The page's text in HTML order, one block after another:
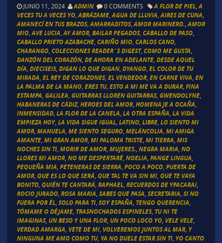
JUNIO 11, 2024 ADMIN 0 COMMENTS A FLOR DE PIEL, A
VECES TU A VECES YO, ABRÁZAME, AGUA DE LLUVIA AIRES DE CUNA
AMANECÍ EN TUS BRAZOS, AMARRADITOS, AMOR MARINERO. AMOR
MIO, AVE LUCIA AY AMOR, BAILAR PEGADOS, CABALLO DE PASO,
CABALLO PRIETO AZABACHE, CARIÑO MIO, CARLOS CANO,
CHARANGO, COLECCIONES READER´S DIGEST, COMO ME GUSTA
DANZÓN DEL CORAZÓN, DE AHORA EN ADELANTE, DESDE AQUEL
DÍA DIECISEIS, DIGAN LO QUE DIGAN, DYANGO, EL COLOR DE TU
MIRADA EL REY DE CORAZONES, EL VENDEDOR, EN CARNE VIVA EN
LA PALMA DE LA MANO, ERES TU, ESTO A MI ME VA A DURAR, FINA
ESTAMPA GALILEA GUITARRAS LLOREN GUITARRAS, GWENDOLYNE,
HABANERAS DE CÁDIZ, HEROES DEL AMOR, HOMENAJE A OCAÑA
INMENSIDAD, LA FLOR DE LA CANELA LA OTRA ESPAÑA LA VIDA
EMPIEZA HOY, LA VIDA SIGUE IGUAL, LATINO, LIBRE, LO SIENTO MI
AMOR, MANUELA ME SIENTO SEGURO, MELÁNCOLIA MI AMIGA
AMANTE, MI GRAN AMOR, MI PALOMA TRISTE, MI TIERRA MIS
NOCHES SIN TI, MORIR DE AMOR, MUJERES. NEGRA MARIA NO
LLORES MI AMOR, NO ME DESPERTARÉ, NOELIA PANGE LINGUA
PEQUEÑA MIA PETENERAS DE SIERRA POCO A POCO, PUERTA DE
AMOR, QUE ES LO QUE SERÁ QUE TAL TE VA SIN MI, QUE TE VAYA
BONITO, QUIÉN TE CANTARÁ RAPHAEL, RECUERDOS DE YPACARAI,
ROCIO JURADO, ROSA MARIA SABES QUE PASA SECRETARIA SI NO
FUERA POR ÉL, SOLO PARA TI, SOY ESPAÑA TENGO QUERENCIA
TÓMAME O DÉJAME, TRASNOCHADOS ESPINELES, TU NI TE
IMAGINAS, UN BESO Y UNA FLOR, UN POCO LOCO YO, VELE VELE,
VERDAD AMARGA VETE DE MI, VOLVEREMOS JUNTOS AL MAR, Y
NINGUNA ME AMO COMO TU, YA NO DUELE ESTAR SIN TI, YO CANTO